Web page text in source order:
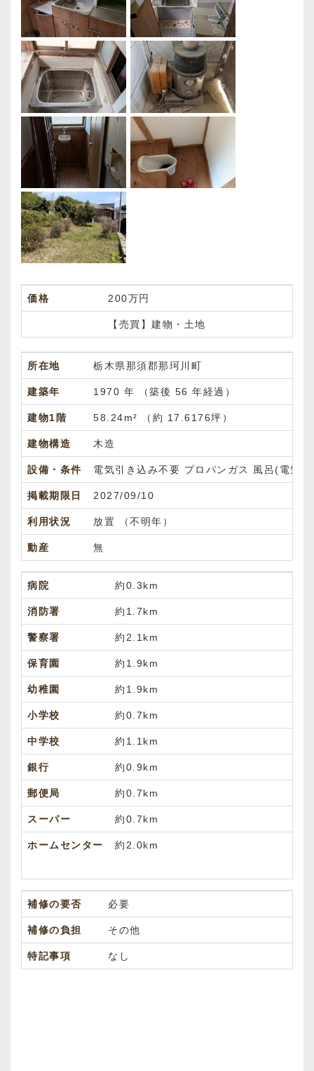
価格 200万円
【売買】建物・土地
所在地 栃木県那須郡那珂川町
建築年 1970 年 （築後 56 年経過）
建物1階 58.24m² （約 17.6176坪）
建物構造 木造
設備・条件 電気引き込み不要 プロパンガス 風呂(電気)
掲載期限日 2027/09/10
利用状況 放置 （不明年）
動産 無
病院 約0.3km
消防署 約1.7km
警察署 約2.1km
保育園 約1.9km
幼稚園 約1.9km
小学校 約0.7km
中学校 約1.1km
銀行 約0.9km
郵便局 約0.7km
スーパー 約0.7km
ホームセンター 約2.0km
補修の要否 必要
補修の負担 その他
特記事項 なし